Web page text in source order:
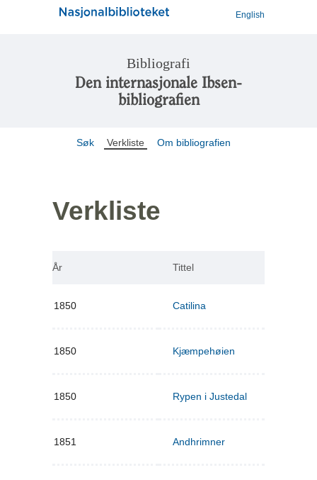
English
Bibliografi
Den internasjonale Ibsen-
bibliografien
Søk Verkliste Om bibliografien
Verkliste
År Tittel
1850 Catilina
1850 Kjæmpehøien
1850 Rypen i Justedal
1851 Andhrimner